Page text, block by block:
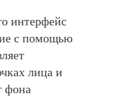
интерфейс
с помощью
лица и
фона